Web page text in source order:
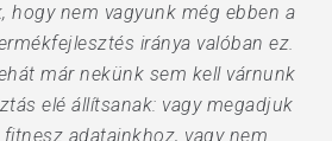
hogy nem vagyunk még ebben a
iránya valóban ez.
már nekünk sem kell várnunk
elé állítsanak: vagy megadjuk
adatainkhoz, vagy nem